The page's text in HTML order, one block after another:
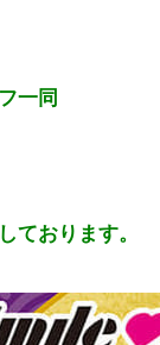
一同
ております。